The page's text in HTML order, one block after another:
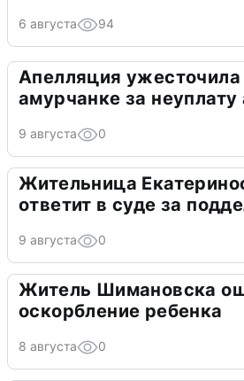
6 августа 94
Апелляция ужесточила
амурчанке за неуплату
9 августа 0
Жительница
ответит в суде за
9 августа 0
Житель Шимановска
оскорбление ребенка
8 августа 0